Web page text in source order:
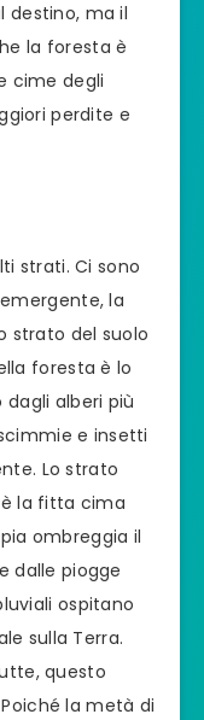
destino, ma il
la foresta è
cime degli
perdite e
strati. Ci sono
la
strato del suolo
foresta è lo
alberi più
e insetti
Lo strato
la fitta cima
ombreggia il
dalle piogge
ospitano
sulla Terra.
questo
la metà di